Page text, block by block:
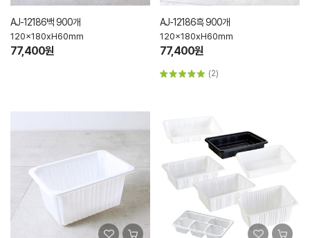
AJ-12186백 900개
120x180xH60mm
77,400원
AJ-12186흑 900개
120x180xH60mm
77,400원
(2)